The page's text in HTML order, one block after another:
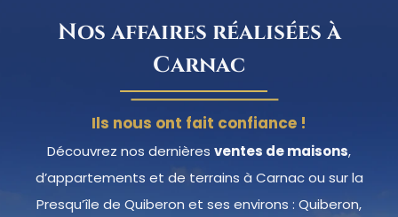
Nos affaires réalisées à
Carnac
Ils nous ont fait confiance !
Découvrez nos dernières ventes de maisons,
d’appartements et de terrains à Carnac ou sur la
Presqu’île de Quiberon et ses environs : Quiberon,